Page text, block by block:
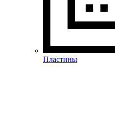
Пластины